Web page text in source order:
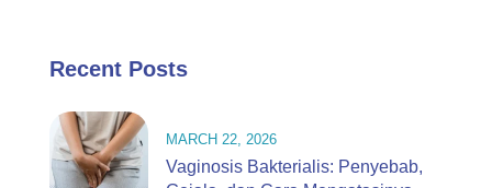
Recent Posts
MARCH 22, 2026
Vaginosis Bakterialis: Penyebab,